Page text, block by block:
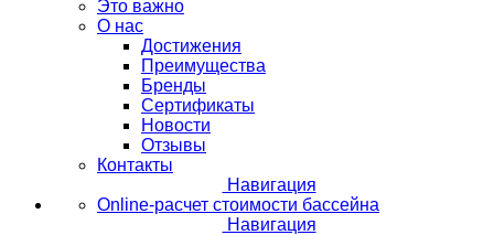
Это важно
О нас
Достижения
Преимущества
Бренды
Сертификаты
Новости
Отзывы
Контакты
Навигация
Online-расчет стоимости бассейна
Навигация